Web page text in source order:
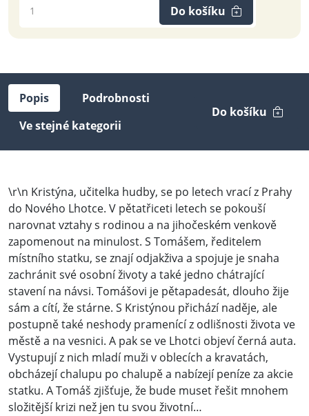
Do košíku
Popis
Podrobnosti
Ve stejné kategorii
Do košíku
\r\n Kristýna, učitelka hudby, se po letech vrací z Prahy
do Nového Lhotce. V pětatřiceti letech se pokouší
narovnat vztahy s rodinou a na jihočeském venkově
zapomenout na minulost. S Tomášem, ředitelem
místního statku, se znají odjakživa a spojuje je snaha
zachránit své osobní životy a také jedno chátrající
stavení na návsi. Tomášovi je pětapadesát, dlouho žije
sám a cítí, že stárne. S Kristýnou přichází naděje, ale
postupně také neshody pramenící z odlišnosti života ve
městě a na vesnici. A pak se ve Lhotci objeví černá auta.
Vystupují z nich mladí muži v oblecích a kravatách,
obcházejí chalupu po chalupě a nabízejí peníze za akcie
statku. A Tomáš zjišťuje, že bude muset řešit mnohem
složitější krizi než jen tu svou životní…